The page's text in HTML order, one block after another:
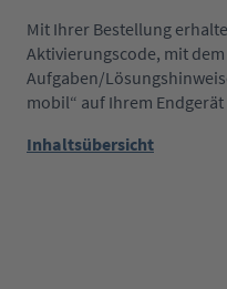
Mit Ihrer Bestellung
Aktivierungscode, mit
Aufgaben/
mobil“ auf Ihrem
Inhaltsübersicht